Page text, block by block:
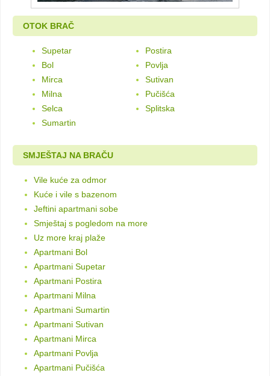
OTOK BRAČ
Supetar
Postira
Bol
Povlja
Mirca
Sutivan
Milna
Pučišća
Selca
Splitska
Sumartin
SMJEŠTAJ NA BRAČU
Vile kuće za odmor
Kuće i vile s bazenom
Jeftini apartmani sobe
Smještaj s pogledom na more
Uz more kraj plaže
Apartmani Bol
Apartmani Supetar
Apartmani Postira
Apartmani Milna
Apartmani Sumartin
Apartmani Sutivan
Apartmani Mirca
Apartmani Povlja
Apartmani Pučišća